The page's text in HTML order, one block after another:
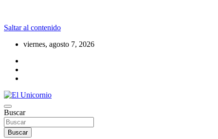
Saltar al contenido
viernes, agosto 7, 2026
El Unicornio
La realidad supera la fantasía
Buscar
Buscar